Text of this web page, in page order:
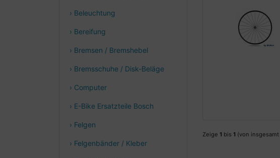
› Beleuchtung
› Bereifung
› Bremsen / Bremshebel
› Bremsschuhe / Disk-Beläge
› Computer
› E-Bike Ersatzteile Bosch
› Felgen
› Felgenbänder / Kleber
Zeige 1 bis 1 (von insgesamt